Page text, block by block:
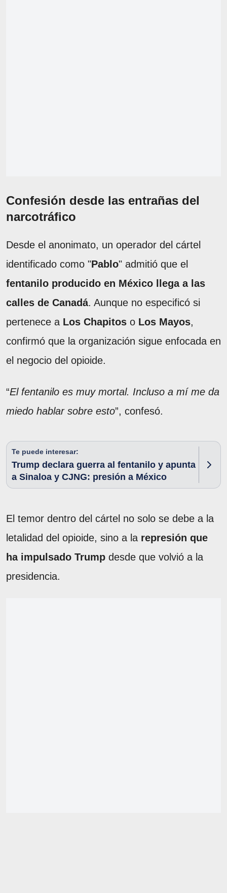
Confesión desde las entrañas del
narcotráfico
Desde el anonimato, un operador del cártel
identificado como "Pablo" admitió que el
fentanilo producido en México llega a las
calles de Canadá. Aunque no especificó si
pertenece a Los Chapitos o Los Mayos,
confirmó que la organización sigue enfocada en
el negocio del opioide.
“El fentanilo es muy mortal. Incluso a mí me da
miedo hablar sobre esto”, confesó.
Te puede interesar:
Trump declara guerra al fentanilo y apunta
a Sinaloa y CJNG: presión a México
El temor dentro del cártel no solo se debe a la
letalidad del opioide, sino a la represión que
ha impulsado Trump desde que volvió a la
presidencia.